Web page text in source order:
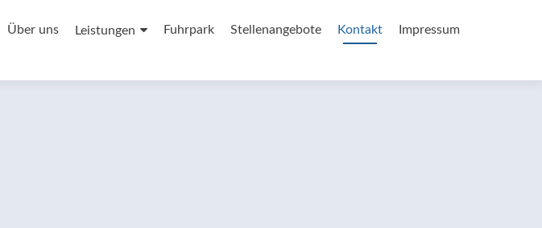
Über uns Leistungen Fuhrpark Stellenangebote Kontakt Impressum